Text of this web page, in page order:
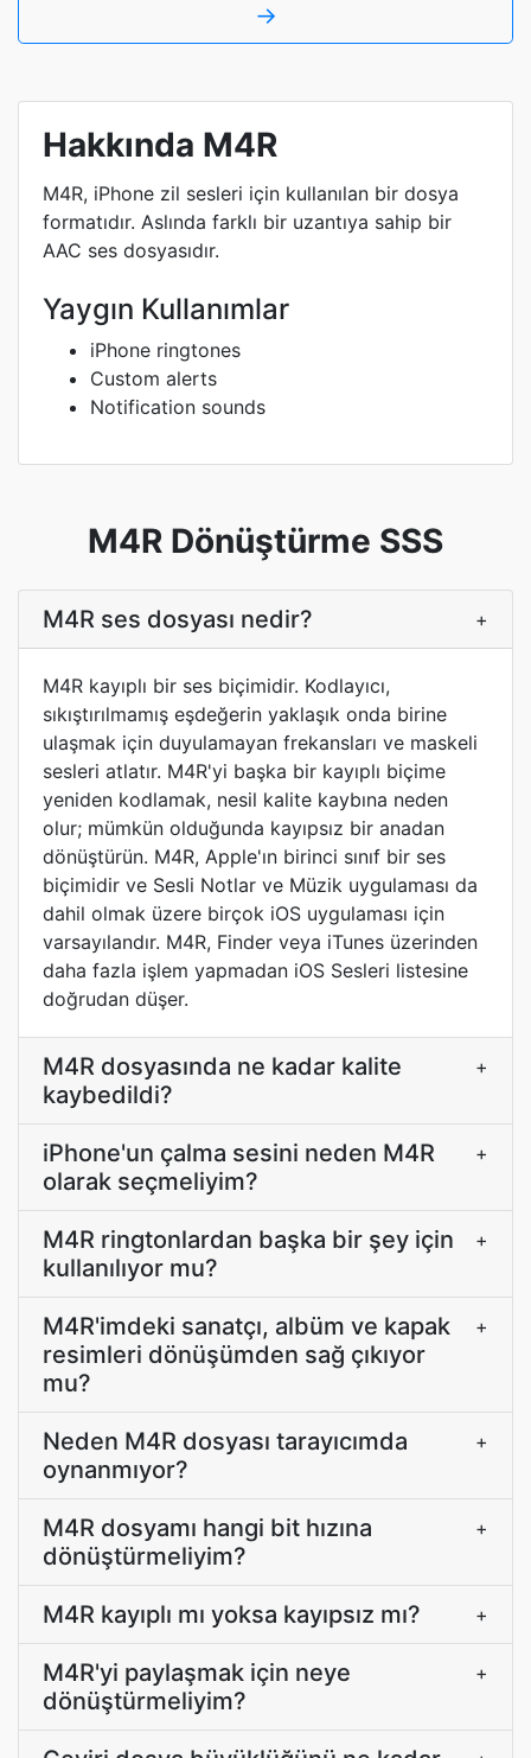
→
Hakkında M4R
M4R, iPhone zil sesleri için kullanılan bir dosya
formatıdır. Aslında farklı bir uzantıya sahip bir
AAC ses dosyasıdır.
Yaygın Kullanımlar
iPhone ringtones
Custom alerts
Notification sounds
M4R Dönüştürme SSS
M4R ses dosyası nedir? +
M4R kayıplı bir ses biçimidir. Kodlayıcı,
sıkıştırılmamış eşdeğerin yaklaşık onda birine
ulaşmak için duyulamayan frekansları ve maskeli
sesleri atlatır. M4R'yi başka bir kayıplı biçime
yeniden kodlamak, nesil kalite kaybına neden
olur; mümkün olduğunda kayıpsız bir anadan
dönüştürün. M4R, Apple'ın birinci sınıf bir ses
biçimidir ve Sesli Notlar ve Müzik uygulaması da
dahil olmak üzere birçok iOS uygulaması için
varsayılandır. M4R, Finder veya iTunes üzerinden
daha fazla işlem yapmadan iOS Sesleri listesine
doğrudan düşer.
M4R dosyasında ne kadar kalite
kaybedildi?
+
iPhone'un çalma sesini neden M4R
olarak seçmeliyim?
+
M4R ringtonlardan başka bir şey için
kullanılıyor mu?
+
M4R'imdeki sanatçı, albüm ve kapak
resimleri dönüşümden sağ çıkıyor
mu?
+
Neden M4R dosyası tarayıcımda
oynanmıyor?
+
M4R dosyamı hangi bit hızına
dönüştürmeliyim?
+
M4R kayıplı mı yoksa kayıpsız mı? +
M4R'yi paylaşmak için neye
dönüştürmeliyim?
+